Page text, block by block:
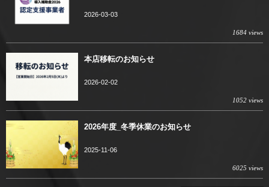
2026-03-03
1684 views
本店移転のお知らせ
2026-02-02
1052 views
2026年度_冬季休業のお知らせ
2025-11-06
6025 views